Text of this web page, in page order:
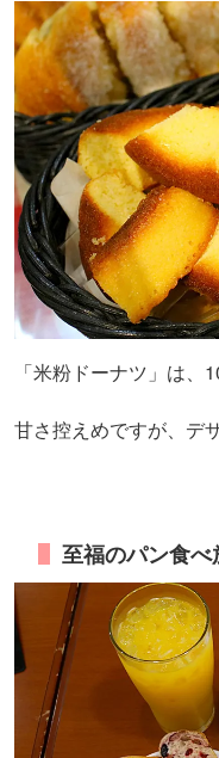
「米粉ドーナツ」は、
甘さ控えめですが、デ
至福のパン食べ